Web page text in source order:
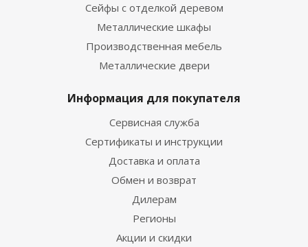
Сейфы с отделкой деревом
Металлические шкафы
Производственная мебель
Металлические двери
Информация для покупателя
Сервисная служба
Сертификаты и инструкции
Доставка и оплата
Обмен и возврат
Дилерам
Регионы
Акции и скидки